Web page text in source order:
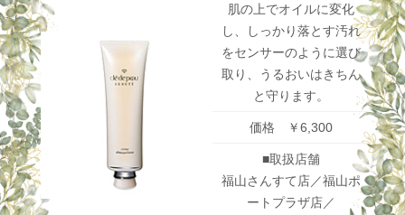
肌の上でオイルに変化
し、しっかり落とす汚れ
をセンサーのように選び
取り、うるおいはきちん
と守ります。
価格 ￥6,300
■取扱店舗
福山さんすて店／福山ポ
ートプラザ店／